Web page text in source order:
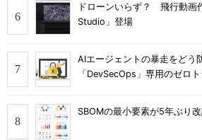
ドローンいらず？ 飛行動画
Studio」登場
AIエージェントの暴走をど
「DevSecOps」専用のゼロ
SBOMの最小要素が5年ぶり